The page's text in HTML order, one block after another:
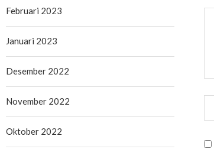
Februari 2023
Januari 2023
Desember 2022
November 2022
Oktober 2022